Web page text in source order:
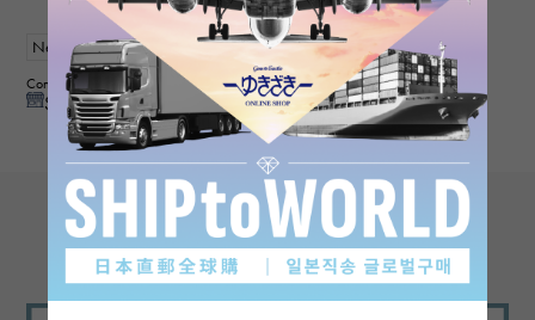
New Women
Contributor : 50 generationsmale
See reply from store
View more reviews